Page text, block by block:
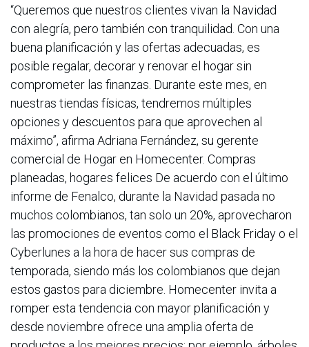
“Queremos que nuestros clientes vivan la Navidad
con alegría, pero también con tranquilidad. Con una
buena planificación y las ofertas adecuadas, es
posible regalar, decorar y renovar el hogar sin
comprometer las finanzas. Durante este mes, en
nuestras tiendas físicas, tendremos múltiples
opciones y descuentos para que aprovechen al
máximo”, afirma Adriana Fernández, su gerente
comercial de Hogar en Homecenter. Compras
planeadas, hogares felices De acuerdo con el último
informe de Fenalco, durante la Navidad pasada no
muchos colombianos, tan solo un 20%, aprovecharon
las promociones de eventos como el Black Friday o el
Cyberlunes a la hora de hacer sus compras de
temporada, siendo más los colombianos que dejan
estos gastos para diciembre. Homecenter invita a
romper esta tendencia con mayor planificación y
desde noviembre ofrece una amplia oferta de